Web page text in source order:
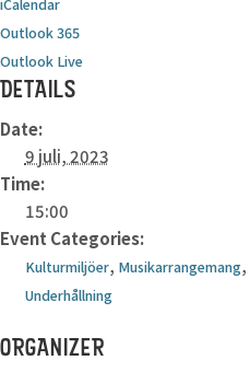
Outlook 365
Outlook Live
DETAILS
Date:
9 juli, 2023
Time:
15:00
Event Categories:
Kulturmiljöer, Musikarrangemang,
Underhållning
ORGANIZER